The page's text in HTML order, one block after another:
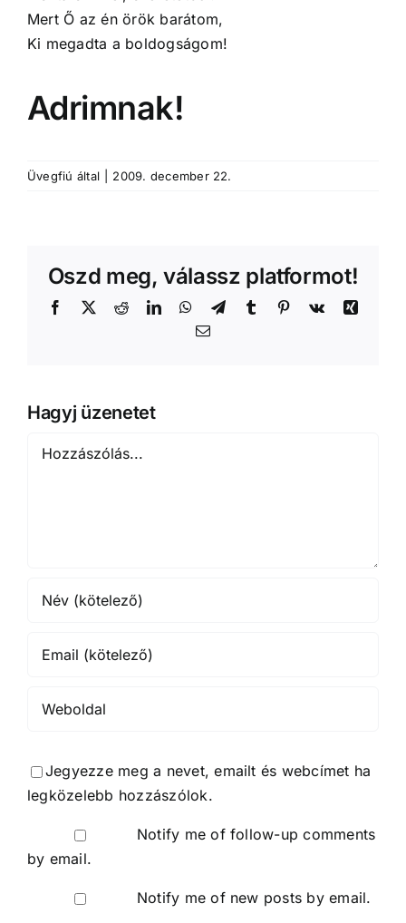
Mert Ő az én örök barátom,
Ki megadta a boldogságom!
Adrimnak!
Üvegfiú által 2009. december 22.
Oszd meg, válassz platformot!
Facebook
X RedditLinkedInWhatsApp
TelegramTumblr Pinterest
Vk
Xing
Email:
Hagyj üzenetet
Hozzászólás
Jegyezze meg a nevet, emailt és webcímet ha
legközelebb hozzászólok.
Notify me of follow-up comments
by email.
Notify me of new posts by email.